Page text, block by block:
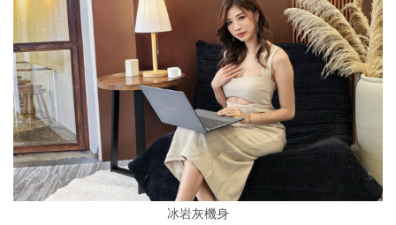
冰岩灰機身